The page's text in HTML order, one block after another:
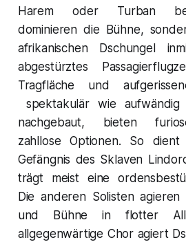
Harem oder Turban
dominieren die Bühne,
afrikanischen Dschungel
abgestürztes
Tragfläche und
spektakulär wie
nachgebaut, bieten
zahllose Optionen. So
Gefängnis des Sklaven
trägt meist eine
Die anderen Solisten agieren
und Bühne in flotter
allgegenwärtige Chor agiert